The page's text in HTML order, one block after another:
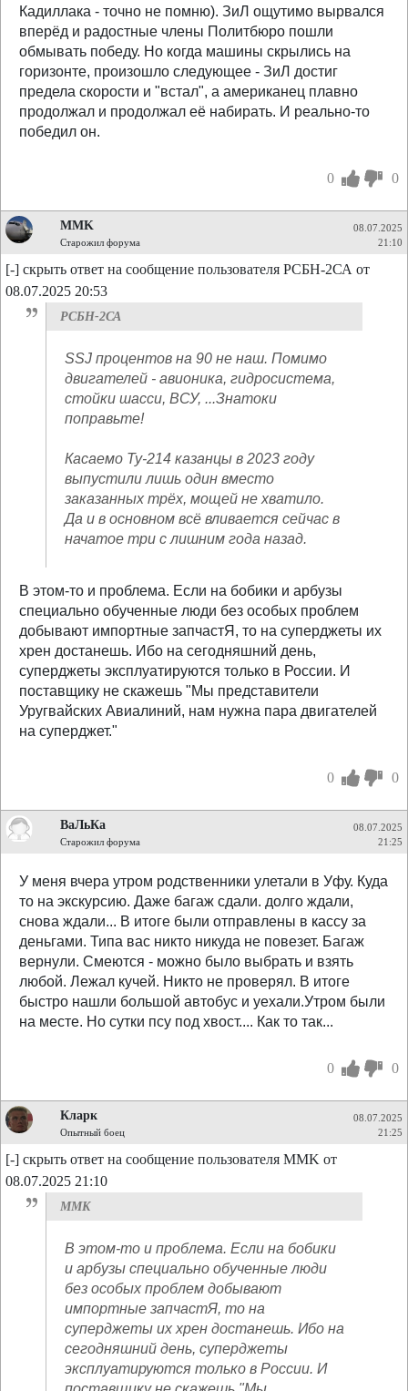
Кадиллака - точно не помню). ЗиЛ ощутимо вырвался
вперёд и радостные члены Политбюро пошли
обмывать победу. Но когда машины скрылись на
горизонте, произошло следующее - ЗиЛ достиг
предела скорости и "встал", а американец плавно
продолжал и продолжал её набирать. И реально-то
победил он.
0 0
MMK
Старожил форума
08.07.2025
21:10
[-] скрыть ответ на сообщение пользователя РСБН-2СА от
08.07.2025 20:53
РСБН-2СА
SSJ процентов на 90 не наш. Помимо
двигателей - авионика, гидросистема,
стойки шасси, ВСУ, ...Знатоки
поправьте!
Касаемо Ту-214 казанцы в 2023 году
выпустили лишь один вместо
заказанных трёх, мощей не хватило.
Да и в основном всё вливается сейчас в
начатое три с лишним года назад.
В этом-то и проблема. Если на бобики и арбузы
специально обученные люди без особых проблем
добывают импортные запчастЯ, то на суперджеты их
хрен достанешь. Ибо на сегодняшний день,
суперджеты эксплуатируются только в России. И
поставщику не скажешь "Мы представители
Уругвайских Авиалиний, нам нужна пара двигателей
на суперджет."
0 0
ВаЛьКа
Старожил форума
08.07.2025
21:25
У меня вчера утром родственники улетали в Уфу. Куда
то на экскурсию. Даже багаж сдали. долго ждали,
снова ждали... В итоге были отправлены в кассу за
деньгами. Типа вас никто никуда не повезет. Багаж
вернули. Смеются - можно было выбрать и взять
любой. Лежал кучей. Никто не проверял. В итоге
быстро нашли большой автобус и уехали.Утром были
на месте. Но сутки псу под хвост.... Как то так...
0 0
Кларк
Опытный боец
08.07.2025
21:25
[-] скрыть ответ на сообщение пользователя MMK от
08.07.2025 21:10
MMK
В этом-то и проблема. Если на бобики
и арбузы специально обученные люди
без особых проблем добывают
импортные запчастЯ, то на
суперджеты их хрен достанешь. Ибо на
сегодняшний день, суперджеты
эксплуатируются только в России. И